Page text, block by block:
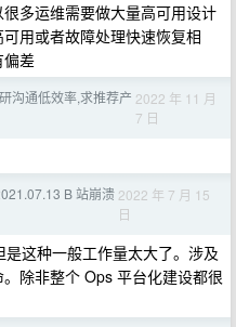
多运维需要做大量高可用设计
用或者故障处理快速恢复相
偏差
沟通低效率,求推荐产 2022 年 11 月
7 日
B 站崩溃 2022 年 7 月 15
日
这种一般工作量太大了。涉及
除非整个 Ops 平台化建设都很